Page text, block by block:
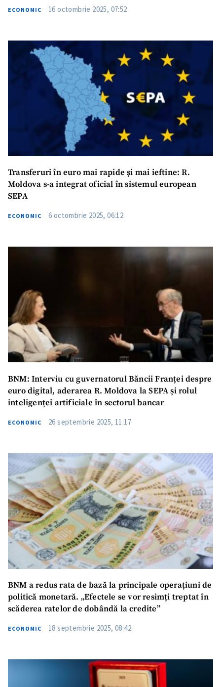
Trimite o informație
Despre ZdG
in English
на русском
ECONOMIC 16 octombrie 2025, 07:52
Transferuri în euro mai rapide și mai ieftine: R.
Moldova s-a integrat oficial în sistemul european
SEPA
ECONOMIC 6 octombrie 2025, 06:12
BNM: Interviu cu guvernatorul Băncii Franței despre
euro digital, aderarea R. Moldova la SEPA și rolul
inteligenței artificiale în sectorul bancar
ECONOMIC 26 septembrie 2025, 11:17
BNM a redus rata de bază la principale operațiuni de
politică monetară. „Efectele se vor resimți treptat în
scăderea ratelor de dobândă la credite”
ECONOMIC 18 septembrie 2025, 08:42